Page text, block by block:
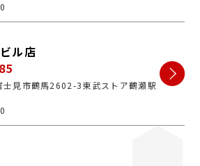
ル店
見市鶴馬2602-3東武ストア鶴瀬駅